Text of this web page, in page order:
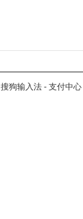
搜狗输入法 - 支付中心